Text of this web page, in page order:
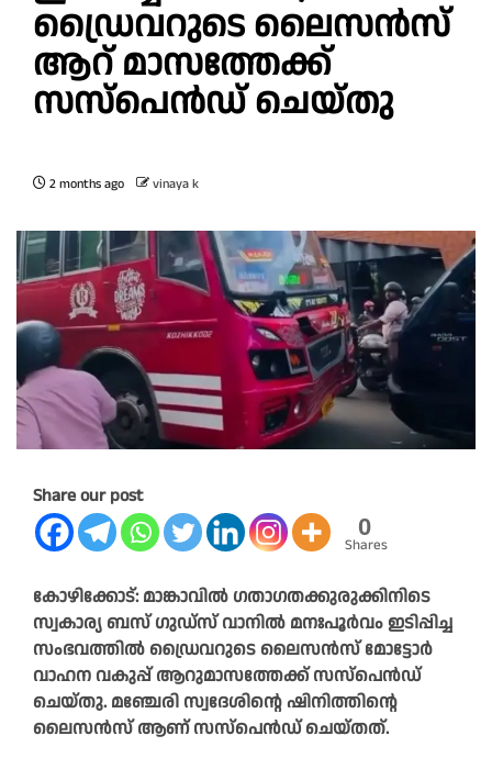
ഡ്രൈവറുടെ ലൈസൻസ്
ആറ് മാസത്തേക്ക്
സസ്പെൻഡ് ചെയ്തു
2 months ago vinaya k
Share our post
0
Shares
കോഴിക്കോട്: മാങ്കാവില്‍ ഗതാഗതക്കുരുക്കിനിടെ
സ്വകാര്യ ബസ് ഗുഡ്‌സ് വാനില്‍ മനഃപൂര്‍വം ഇടിപ്പിച്ച
സംഭവത്തില്‍ ഡ്രൈവറുടെ ലൈസന്‍സ് മോട്ടോര്‍
വാഹന വകുപ്പ് ആറുമാസത്തേക്ക് സസ്‌പെന്‍ഡ്
ചെയ്തു. മഞ്ചേരി സ്വദേശിന്റെ ഷിനിത്തിന്റെ
ലൈസന്‍സ് ആണ് സസ്‌പെന്‍ഡ് ചെയ്തത്.